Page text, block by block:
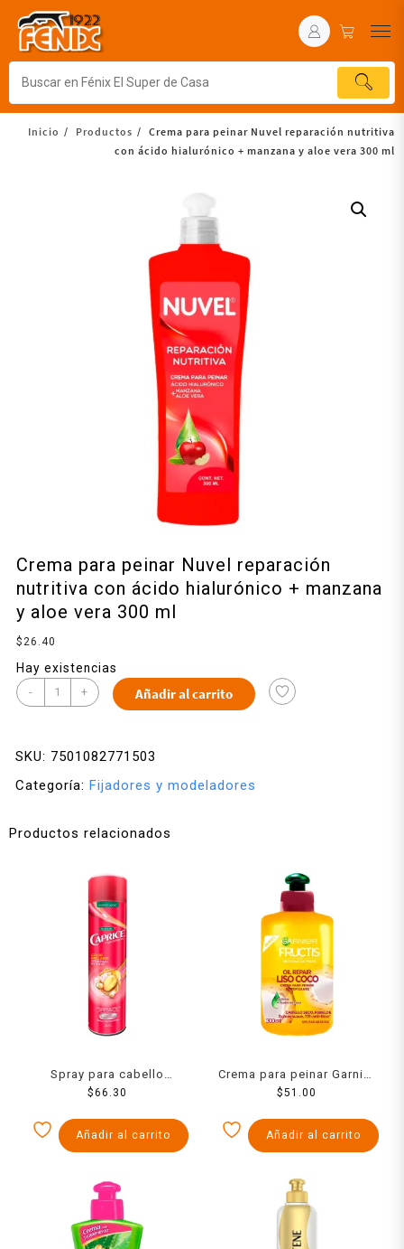
Inicio Productos
Crema para peinar Nuvel reparación nutritiva
con ácido hialurónico + manzana y aloe vera 300 ml
Crema para peinar Nuvel reparación
nutritiva con ácido hialurónico + manzana
y aloe vera 300 ml
$26.40
Hay existencias
- + Añadir al carrito
SKU: 7501082771503
Categoría: Fijadores y modeladores
Productos relacionados
Spray para cabello
Palmolive Caprice
brillante vitamina e + filtro
UV 316 ml
$66.30
Añadir al carrito
Crema para peinar Garnier
Fructis oil repair liso coco
$51.00
Añadir al carrito